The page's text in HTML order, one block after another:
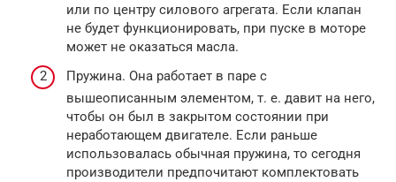
или по центру силового агрегата. Если клапан
не будет функционировать, при пуске в моторе
может не оказаться масла.
Пружина. Она работает в паре с
вышеописанным элементом, т. е. давит на него,
чтобы он был в закрытом состоянии при
неработающем двигателе. Если раньше
использовалась обычная пружина, то сегодня
производители предпочитают комплектовать